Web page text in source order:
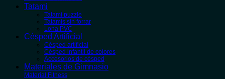
Tatami
Tatami puzzle
Tatamis sin forrar
Lona PVC
Césped Artificial
Césped artificial
Césped infantil de colores
Accesorios de césped
Materiales de Gimnasio
Material Fitness